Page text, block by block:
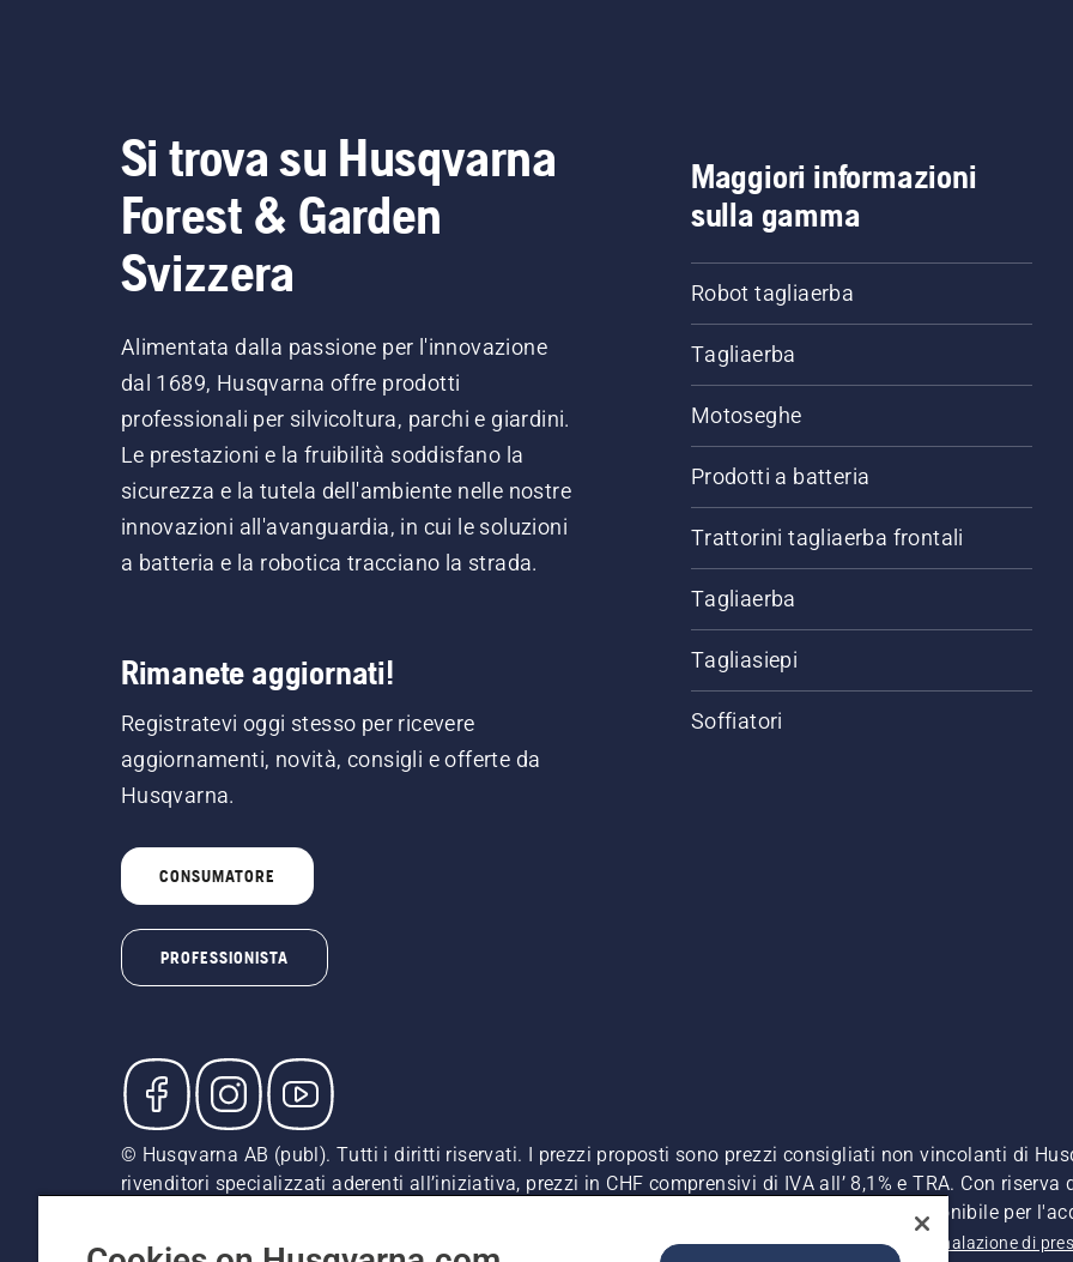
Si trova su Husqvarna
Forest & Garden
Svizzera
Alimentata dalla passione per l'innovazione
dal 1689, Husqvarna offre prodotti
professionali per silvicoltura, parchi e giardini.
Le prestazioni e la fruibilità soddisfano la
sicurezza e la tutela dell'ambiente nelle nostre
innovazioni all'avanguardia, in cui le soluzioni
a batteria e la robotica tracciano la strada.
Rimanete aggiornati!
Registratevi oggi stesso per ricevere
aggiornamenti, novità, consigli e offerte da
Husqvarna.
CONSUMATORE
PROFESSIONISTA
Maggiori informazioni
sulla gamma
Robot tagliaerba
Tagliaerba
Motoseghe
Prodotti a batteria
Trattorini tagliaerba frontali
Tagliaerba
Tagliasiepi
Soffiatori
© Husqvarna AB (publ). Tutti i diritti riservati. I prezzi proposti sono prezzi consigliati non vincolanti di
rivenditori specializzati aderenti all’iniziativa, prezzi in CHF comprensivi di IVA all’ 8,1% e TRA. Con
indicati sono prezzi al dettaglio consigliati (IVA inclusa), a meno che il prodotto non sia disponibile per
Informativa sui cookie Riferimenti CGVF Negozio online Segnalazione di